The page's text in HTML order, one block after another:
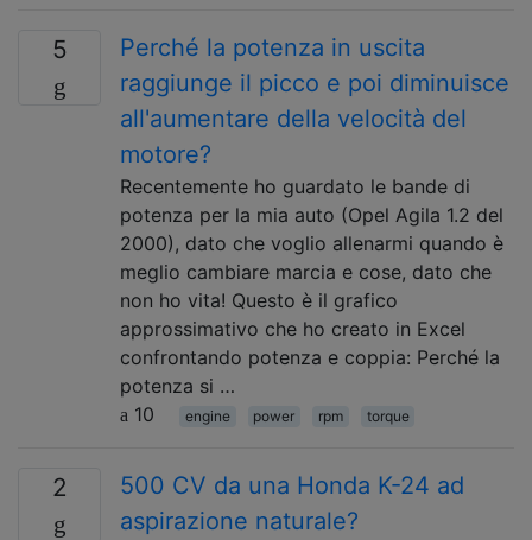
5
Perché la potenza in uscita
raggiunge il picco e poi diminuisce
all'aumentare della velocità del
motore?
Recentemente ho guardato le bande di
potenza per la mia auto (Opel Agila 1.2 del
2000), dato che voglio allenarmi quando è
meglio cambiare marcia e cose, dato che
non ho vita! Questo è il grafico
approssimativo che ho creato in Excel
confrontando potenza e coppia: Perché la
potenza si …
10
engine power rpm torque
2
500 CV da una Honda K-24 ad
aspirazione naturale?